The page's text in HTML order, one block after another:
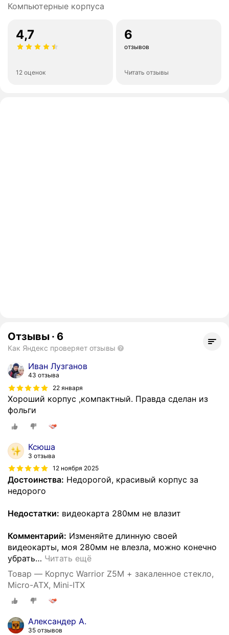
Компьютерные корпуса
4,7
12 оценок
6
отзывов
Читать отзывы
Отзывы · 6
Как Яндекс проверяет отзывы
Иван Лузганов
43 отзыва
22 января
Хороший корпус ,компактный. Правда сделан из
фольги
Ксюша
3 отзыва
12 ноября 2025
Достоинства: Недорогой, красивый корпус за
недорого
Недостатки: видеокарта 280мм не влазит
Комментарий: Изменяйте длинную своей
видеокарты, моя 280мм не влезла, можно конечно
убрать… Читать ещё
Товар — Корпус Warrior Z5M + закаленное стекло,
Micro-ATX, Mini-ITX
Александер A.
35 отзывов